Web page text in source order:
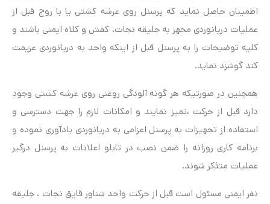
اطمینان حاصل نماید که پرسنل روی عرشه کشتی یا با روج قبل از
عملیات دریانوردی مجهز به جلیقه نجات، کفش و کلاه ایمنی باشند و
کلیه توضیحات را به پرسنل قبل از اینکه واحد به دریانوردی عزیمت
کند گوشزد نماید.
همچنین در صورتیکه هر گونه آلودگی روغنی روی عرشه کشتی وجود
دارد قبل از حرکت ،تمیز نمایند و امکانات لازم را جهت دسترسی و
استفاده از تجهیزات به پرسنل اعزامی به دریانوردی یادآوری نموده و
برنامه کاری روزانه را ضمن نصب در تابلو اعلانات به پرسنل درگیر
عملیات متذکر شوند.
نفر ایمنی مسئول است قبل از حرکت واحد شناور قایق نجات ، جلیقه